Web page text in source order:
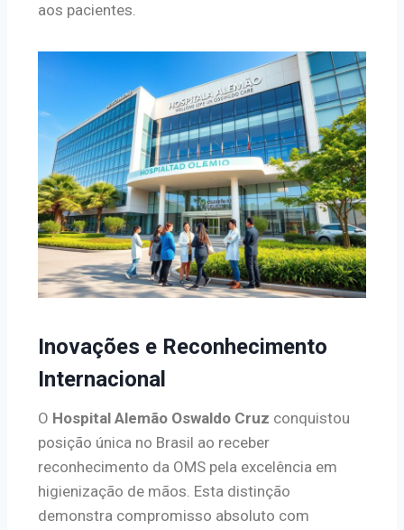
aos pacientes.
Inovações e Reconhecimento
Internacional
O Hospital Alemão Oswaldo Cruz conquistou
posição única no Brasil ao receber
reconhecimento da OMS pela excelência em
higienização de mãos. Esta distinção
demonstra compromisso absoluto com